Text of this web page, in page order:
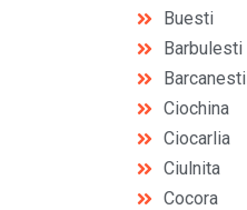
Buesti
Barbulesti
Barcanesti
Ciochina
Ciocarlia
Ciulnita
Cocora